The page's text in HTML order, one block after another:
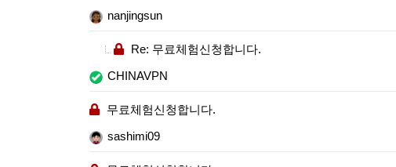
nanjingsun
Re: 무료체험신청합니다.
CHINAVPN
무료체험신청합니다.
sashimi09